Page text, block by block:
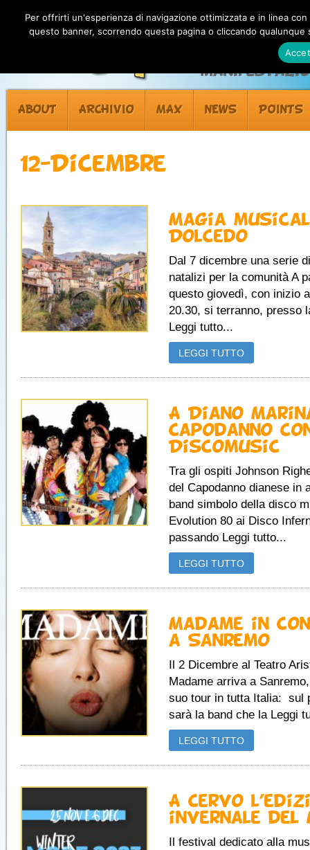
ABOUT ARCHIVIO MAX NEWS POINTS
12-Dicembre
Magia
Dolcedo
Dal 7 dicembre una serie
natalizi per la comunità A
questo giovedì, con inizio
20.30, si terranno, presso
Leggi tutto...
LEGGI TUTTO
A Diano
Capodanno
Discomusic
Tra gli ospiti Johnson
del Capodanno dianese in
band simbolo della disco
Evolution 80 ai Disco
passando Leggi tutto...
LEGGI TUTTO
Madame in
a Sanremo
Il 2 Dicembre al Teatro
Madame arriva a
suo tour in tutta Italia: sul
sarà la band che la Leggi
LEGGI TUTTO
A Cervo
invernale del
Il festival dedicato alla
Per offrirti un'esperienza di navigazione ottimizzata e in linea
questo banner, scorrendo questa pagina o cliccando